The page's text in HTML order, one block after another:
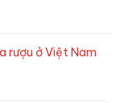
rượu ở Việt Nam